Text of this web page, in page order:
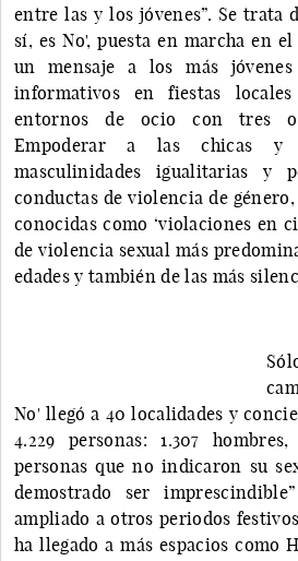
entre las y los jóvenes”. Se trata
sí, es No', puesta en marcha en
un mensaje a los más
informativos en fiestas
entornos de ocio con tres
Empoderar a las chicas y
masculinidades igualitarias y
conductas de violencia de
conocidas como ‘violaciones en
de violencia sexual más
edades y también de las más
No' llegó a 40 localidades y
4.229 personas: 1.307
personas que no indicaron su
demostrado ser
ampliado a otros periodos
ha llegado a más espacios como